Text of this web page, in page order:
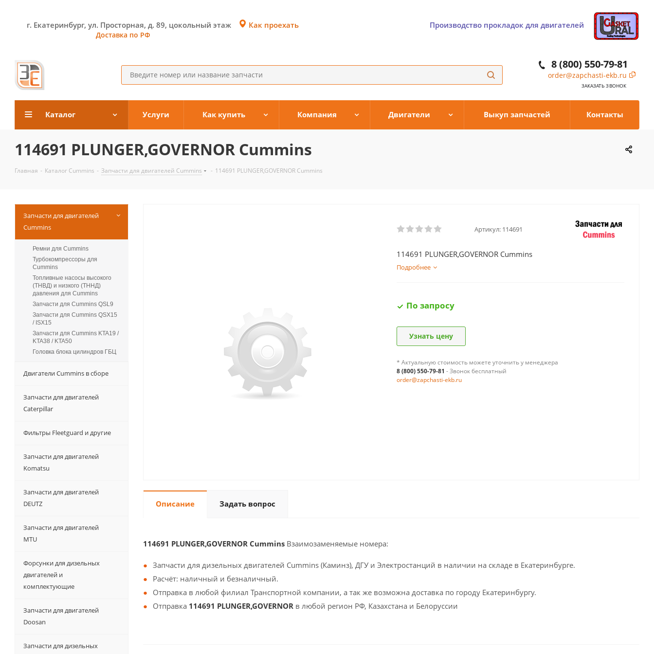
г. Екатеринбург, ул. Просторная, д. 89, цокольный этаж
Доставка по РФ
Как проехать Производство прокладок для двигателей
8 (800) 550-79-81
order@zapchasti-ekb.ru
ЗАКАЗАТЬ ЗВОНОК
Каталог Услуги Как купить Компания Двигатели Выкуп запчастей Контакты
114691 PLUNGER,GOVERNOR Cummins
Главная - Каталог Cummins - Запчасти для двигателей Cummins - 114691 PLUNGER,GOVERNOR Cummins
Артикул: 114691
114691 PLUNGER,GOVERNOR Cummins
Подробнее
По запросу
Узнать цену
* Актуальную стоимость можете уточнить у менеджера
8 (800) 550-79-81 - Звонок бесплатный
order@zapchasti-ekb.ru
Описание Задать вопрос
114691 PLUNGER,GOVERNOR Cummins Взаимозаменяемые номера:
Запчасти для дизельных двигателей Cummins (Каминз), ДГУ и Электростанций в наличии на складе в Екатеринбурге.
Расчёт: наличный и безналичный.
Отправка в любой филиал Транспортной компании, а так же возможна доставка по городу Екатеринбургу.
Отправка 114691 PLUNGER,GOVERNOR в любой регион РФ, Казахстана и Белоруссии
Запчасти для двигателей
Cummins
Ремни для Cummins
Турбокомпрессоры для
Сummins
Топливные насосы высокого
(ТНВД) и низкого (ТННД)
давления для Cummins
Запчасти для Cummins QSL9
Запчасти для Cummins QSX15
/ ISX15
Запчасти для Cummins KTA19 /
KTA38 / KTA50
Головка блока цилиндров ГБЦ
Двигатели Cummins в сборе
Запчасти для двигателей
Caterpillar
Фильтры Fleetguard и другие
Запчасти для двигателей
Komatsu
Запчасти для двигателей
DEUTZ
Запчасти для двигателей
MTU
Форсунки для дизельных
двигателей и
комплектующие
Запчасти для двигателей
Doosan
Запчасти для дизельных